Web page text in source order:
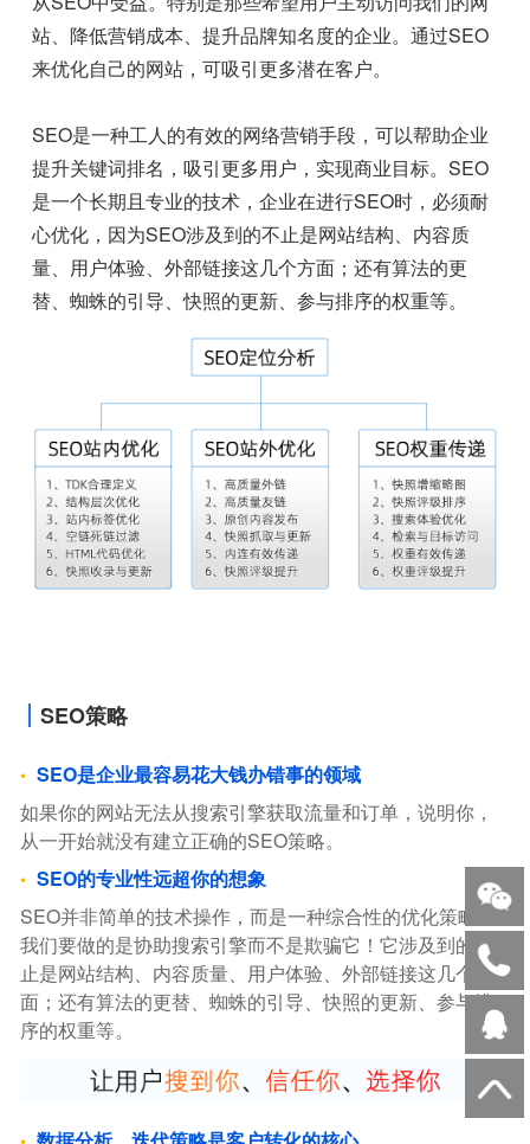
站、降低营销成本、提升品牌知名度的企业。通过SEO
来优化自己的网站，可吸引更多潜在客户。
SEO是一种工人的有效的网络营销手段，可以帮助企业
提升关键词排名，吸引更多用户，实现商业目标。SEO
是一个长期且专业的技术，企业在进行SEO时，必须耐
心优化，因为SEO涉及到的不止是网站结构、内容质
量、用户体验、外部链接这几个方面；还有算法的更
替、蜘蛛的引导、快照的更新、参与排序的权重等。
SEO策略
SEO是企业最容易花大钱办错事的领域
如果你的网站无法从搜索引擎获取流量和订单，说明你，
从一开始就没有建立正确的SEO策略。
SEO的专业性远超你的想象
SEO并非简单的技术操作，而是一种综合性的优化策略。
我们要做的是协助搜索引擎而不是欺骗它！它涉及到的不
止是网站结构、内容质量、用户体验、外部链接这几个方
面；还有算法的更替、蜘蛛的引导、快照的更新、参与排
序的权重等。